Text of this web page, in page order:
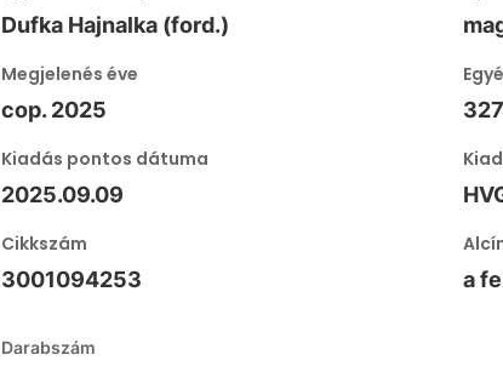
Dufka Hajnalka (ford.)
Megjelenés éve
cop. 2025
Kiadás pontos dátuma
2025.09.09
Cikkszám
3001094253 a
Darabszám